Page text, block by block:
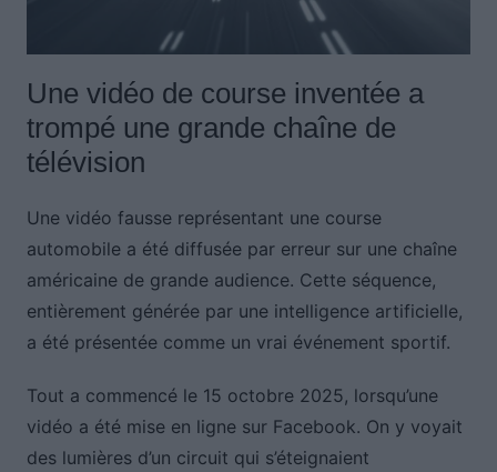
Une vidéo de course inventée a
trompé une grande chaîne de
télévision
Une vidéo fausse représentant une course
automobile a été diffusée par erreur sur une chaîne
américaine de grande audience. Cette séquence,
entièrement générée par une intelligence artificielle,
a été présentée comme un vrai événement sportif.
Tout a commencé le 15 octobre 2025, lorsqu’une
vidéo a été mise en ligne sur Facebook. On y voyait
des lumières d’un circuit qui s’éteignaient